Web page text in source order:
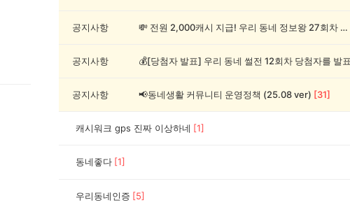
공지사항 💸 전원 2,000캐시 지급! 우리 동네 정보왕 27회차 (~8/10)
공지사항
공지사항 📢동네생활 커뮤니티 운영정책 (25.08 ver) [31]
캐시워크 gps 진짜 이상하네 [1]
동네좋다 [1]
우리동네인증 [5]